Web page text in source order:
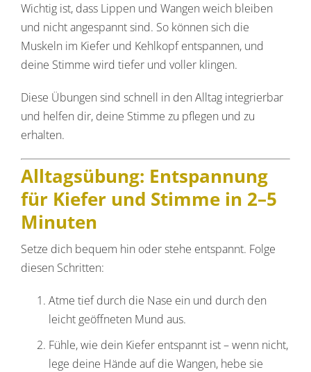
Wichtig ist, dass Lippen und Wangen weich bleiben
und nicht angespannt sind. So können sich die
Muskeln im Kiefer und Kehlkopf entspannen, und
deine Stimme wird tiefer und voller klingen.
Diese Übungen sind schnell in den Alltag integrierbar
und helfen dir, deine Stimme zu pflegen und zu
erhalten.
Alltagsübung: Entspannung
für Kiefer und Stimme in 2–5
Minuten
Setze dich bequem hin oder stehe entspannt. Folge
diesen Schritten:
Atme tief durch die Nase ein und durch den
leicht geöffneten Mund aus.
Fühle, wie dein Kiefer entspannt ist – wenn nicht,
lege deine Hände auf die Wangen, hebe sie